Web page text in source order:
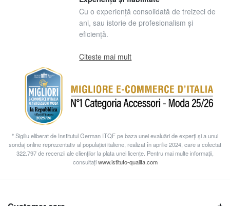
Cu o experiență consolidată de treizeci de
ani, sau istorie de profesionalism și
eficiență.
Citeste mai mult
* Sigiliu eliberat de Institutul German ITQF pe baza unei evaluări de experți și a unui
sondaj online reprezentativ al populației italiene, realizat în aprilie 2024, care a colectat
322.797 de recenzii ale clienților la plata unei licențe. Pentru mai multe informații,
consultațiwww.istituto-qualita.com